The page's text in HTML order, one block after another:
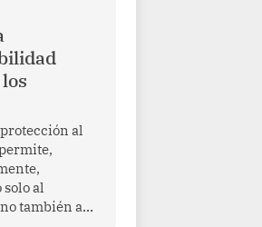
dimensión
gira
oportunidad
el valor del
los
los pueblos y
imagen de
una región
en
y
al
al
también a